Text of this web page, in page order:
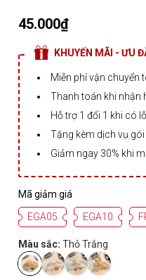
45.000₫
KHUYẾN MÃI - ƯU
Miễn phí vận chuyển
Thanh toán khi nhận
Hỗ trợ 1 đổi 1 khi có
Tặng kèm dịch vụ
Giảm ngay 30% khi
Mã giảm giá
EGA05
EGA10
Màu sắc: Thỏ Trắng